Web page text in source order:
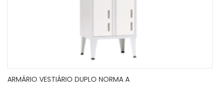
ARMÁRIO VESTIÁRIO DUPLO NORMA A